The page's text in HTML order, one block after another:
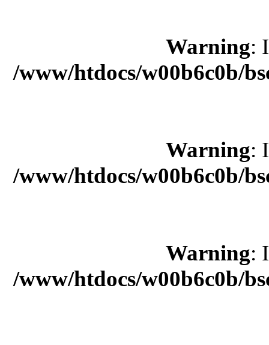
Warning:
/www/htdocs/w00b6c0b/
Warning:
/www/htdocs/w00b6c0b/
Warning:
/www/htdocs/w00b6c0b/